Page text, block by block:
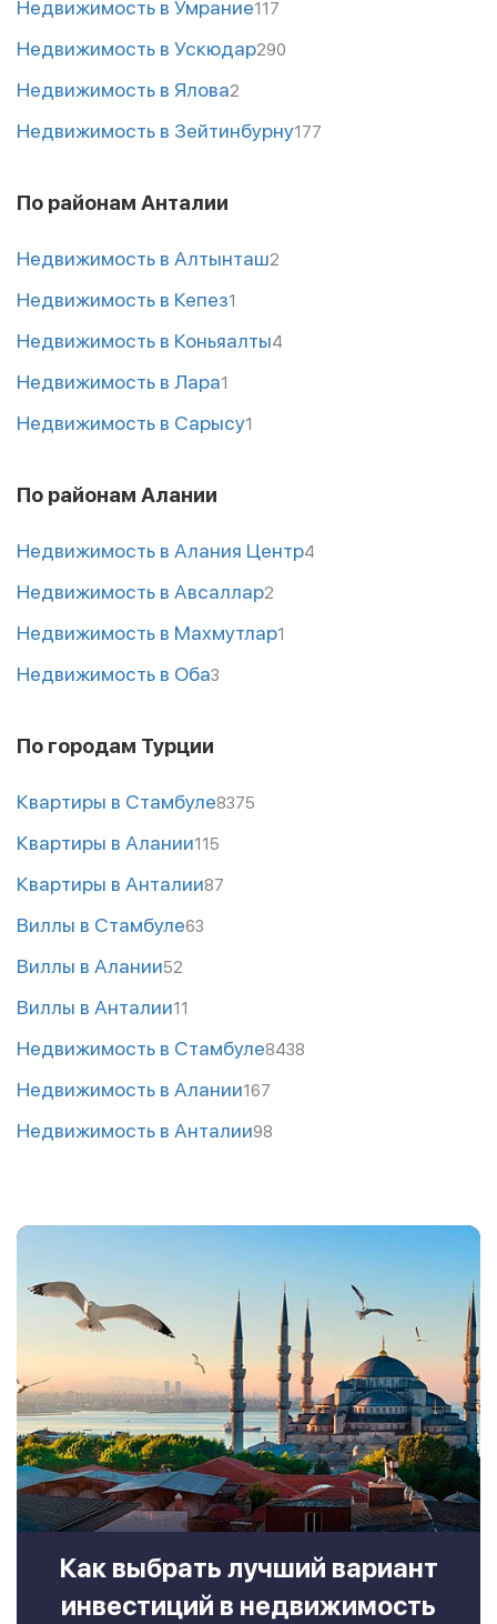
Недвижимость в Умрание117
Недвижимость в Ускюдар290
Недвижимость в Ялова2
Недвижимость в Зейтинбурну177
По районам Анталии
Недвижимость в Алтынташ2
Недвижимость в Кепез1
Недвижимость в Коньяалты4
Недвижимость в Лара1
Недвижимость в Сарысу1
По районам Алании
Недвижимость в Алания Центр4
Недвижимость в Авсаллар2
Недвижимость в Махмутлар1
Недвижимость в Оба3
По городам Турции
Квартиры в Стамбуле8375
Квартиры в Алании115
Квартиры в Анталии87
Виллы в Стамбуле63
Виллы в Алании52
Виллы в Анталии11
Недвижимость в Стамбуле8438
Недвижимость в Алании167
Недвижимость в Анталии98
Как выбрать лучший вариант
инвестиций в недвижимость